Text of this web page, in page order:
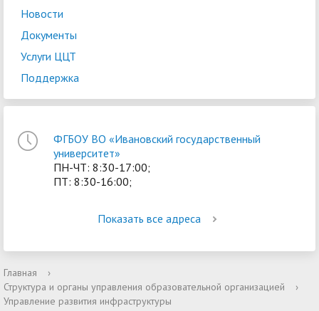
Новости
Документы
Услуги ЦЦТ
Поддержка
ФГБОУ ВО «Ивановский государственный
университет»
ПН-ЧТ: 8:30-17:00;
ПТ: 8:30-16:00;
Показать все адреса
Главная
›
Структура и органы управления образовательной организацией
›
Управление развития инфраструктуры